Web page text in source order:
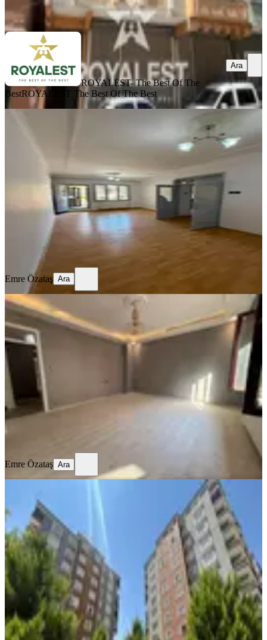
Ara
ROYALEST- The Best Of The
BestROYALEST The Best Of The Best
Ara
Satılık Yeşilevler Mahallesi 2+1 Kattan
2+1·110 m²·Yüksek giriş·08.08.2026
1.400.000 ₺
Emre Özataş
Emre Özataş Ara
YENİ
Satılık Sıfır Kattan Bölme Çağdaş
Mahallesi 3+1
Şahinbey, Çağdaş Mahallesi
08.08.2026
Emre Özataş
Emre Özataş Ara
Repa Gayrimenkul Songül Gözcü'den
Karacaahmet Mh.'de Satılık 2+1
Şehitkamil, Karacaahmet Mahallesi
2+1 ·120 m² 7. Kat ·08.08.2026
4.000.000 ₺